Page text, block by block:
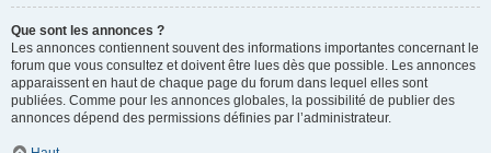
Que sont les annonces ?
Les annonces contiennent souvent des informations importantes concernant le
forum que vous consultez et doivent être lues dès que possible. Les annonces
apparaissent en haut de chaque page du forum dans lequel elles sont
publiées. Comme pour les annonces globales, la possibilité de publier des
annonces dépend des permissions définies par l’administrateur.